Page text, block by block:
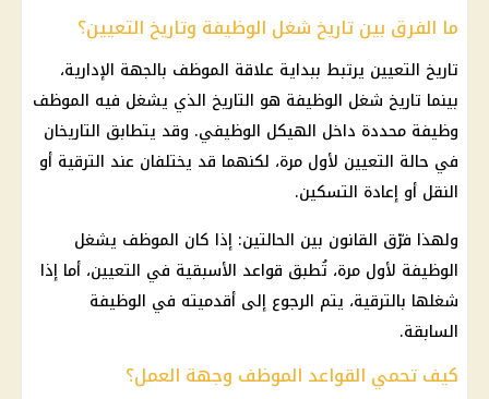
ما الفرق بين تاريخ شغل الوظيفة وتاريخ التعيين؟
تاريخ التعيين يرتبط ببداية علاقة الموظف بالجهة الإدارية،
بينما تاريخ شغل الوظيفة هو التاريخ الذي يشغل فيه الموظف
وظيفة محددة داخل الهيكل الوظيفي. وقد يتطابق التاريخان
في حالة التعيين لأول مرة، لكنهما قد يختلفان عند الترقية أو
النقل أو إعادة التسكين.
ولهذا فرّق القانون بين الحالتين: إذا كان الموظف يشغل
الوظيفة لأول مرة، تُطبق قواعد الأسبقية في التعيين، أما إذا
شغلها بالترقية، يتم الرجوع إلى أقدميته في الوظيفة
السابقة.
كيف تحمي القواعد الموظف وجهة العمل؟